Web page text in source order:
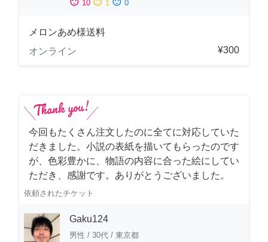
10 1 0
メロンあめ様送料
オンライン
¥300
今回もたくさん注文したのに全てに対応していた
だきました。小説の表紙を描いてもらったのです
が、色彩豊かに、物語の内容に合った絵にしてい
ただき、感謝です。ありがとうございました。
依頼されたチケット
Gaku124
男性 / 30代 / 東京都